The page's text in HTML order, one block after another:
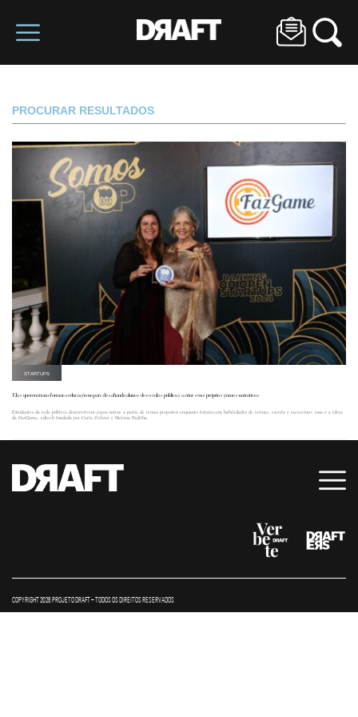
PROCURAR RESULTADOS
STARTUPS
Elas querem transformar a educação no país desafiando alunos de escolas públicas a criar seus próprios games narrativos
Estudantes da rede pública desenvolvem jogos online a partir de temas propostos enquanto fortalecem habilidades de leitura, escrita e raciocínio: essa é a ideia
da FazGame, edtech fundada por Carla Zeltzer e Heloisa Padilha.
COPYRIGHT 2026 PROJETO DRAFT – TODOS OS DIREITOS RESERVADOS